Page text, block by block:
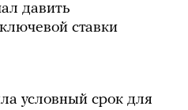
давить
ставки
условный срок для